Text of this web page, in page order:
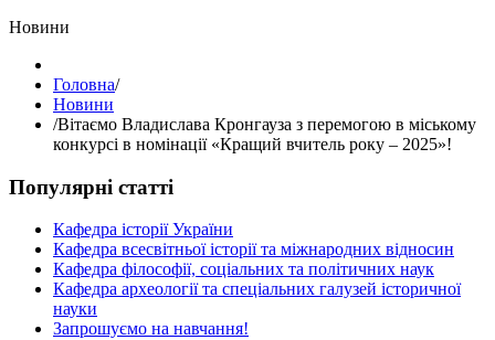
Hовини
Головна/
Hовини
/Вітаємо Владислава Кронгауза з перемогою в міському
конкурсі в номінації «Кращий вчитель року – 2025»!
Популярні статті
Кафедра історії України
Кафедра всесвітньої історії та міжнародних відносин
Кафедра філософії, соціальних та політичних наук
Кафедра археології та спеціальних галузей історичної
науки
Запрошуємо на навчання!